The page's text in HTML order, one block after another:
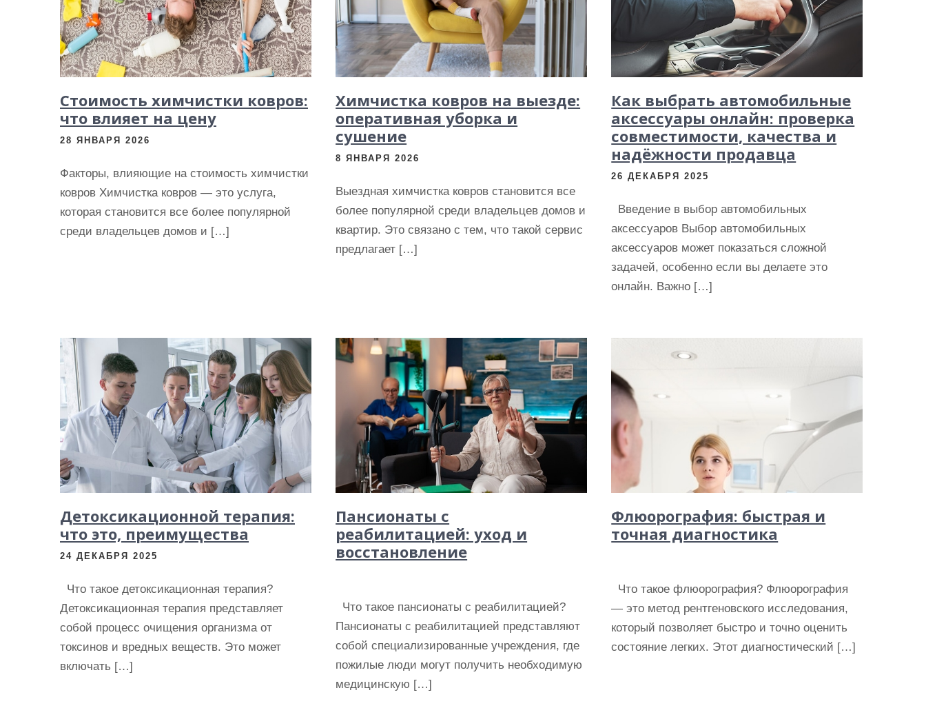
Стоимость химчистки ковров:
что влияет на цену
28 ЯНВАРЯ 2026
Факторы, влияющие на стоимость химчистки
ковров Химчистка ковров — это услуга,
которая становится все более популярной
среди владельцев домов и […]
Химчистка ковров на выезде:
оперативная уборка и
сушение
8 ЯНВАРЯ 2026
Выездная химчистка ковров становится все
более популярной среди владельцев домов и
квартир. Это связано с тем, что такой сервис
предлагает […]
Как выбрать автомобильные
аксессуары онлайн: проверка
совместимости, качества и
надёжности продавца
26 ДЕКАБРЯ 2025
Введение в выбор автомобильных
аксессуаров Выбор автомобильных
аксессуаров может показаться сложной
задачей, особенно если вы делаете это
онлайн. Важно […]
Детоксикационной терапия:
что это, преимущества
24 ДЕКАБРЯ 2025
Что такое детоксикационная терапия?
Детоксикационная терапия представляет
собой процесс очищения организма от
токсинов и вредных веществ. Это может
включать […]
Пансионаты с
реабилитацией: уход и
восстановление
Что такое пансионаты с реабилитацией?
Пансионаты с реабилитацией представляют
собой специализированные учреждения, где
пожилые люди могут получить необходимую
медицинскую […]
Флюорография: быстрая и
точная диагностика
Что такое флюорография? Флюорография
— это метод рентгеновского исследования,
который позволяет быстро и точно оценить
состояние легких. Этот диагностический […]